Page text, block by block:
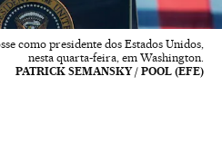
como presidente dos Estados Unidos,
nesta quarta-feira, em Washington.
PATRICK SEMANSKY / POOL (EFE)